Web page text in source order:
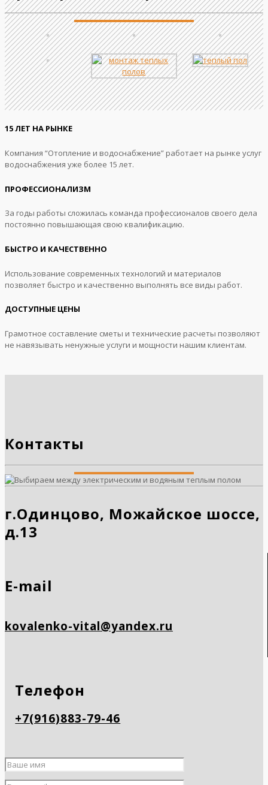
15 ЛЕТ НА РЫНКЕ
Компания “Отопление и водоснабжение” работает на рынке услуг
водоснабжения уже более 15 лет.
ПРОФЕССИОНАЛИЗМ
За годы работы сложилась команда профессионалов своего дела
постоянно повышающая свою квалификацию.
БЫСТРО И КАЧЕСТВЕННО
Использование современных технологий и материалов
позволяет быстро и качественно выполнять все виды работ.
ДОСТУПНЫЕ ЦЕНЫ
Грамотное составление сметы и технические расчеты позволяют
не навязывать ненужные услуги и мощности нашим клиентам.
Контакты
г.Одинцово, Можайское шоссе,
д.13
E-mail
kovalenko-vital@yandex.ru
Телефон
+7(916)883-79-46